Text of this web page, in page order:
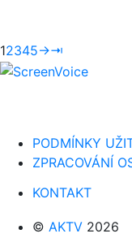
12345→⇥
PODMÍNKY
ZPRACOVÁNÍ
KONTAKT
© AKTV 2026